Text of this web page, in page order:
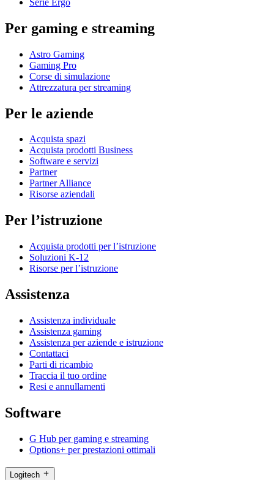
Per gaming e streaming
Astro Gaming
Gaming Pro
Corse di simulazione
Attrezzatura per streaming
Per le aziende
Acquista spazi
Acquista prodotti Business
Software e servizi
Partner
Partner Alliance
Risorse aziendali
Per l’istruzione
Acquista prodotti per l’istruzione
Soluzioni K-12
Risorse per l’istruzione
Assistenza
Assistenza individuale
Assistenza gaming
Assistenza per aziende e istruzione
Contattaci
Parti di ricambio
Traccia il tuo ordine
Resi e annullamenti
Software
G Hub per gaming e streaming
Options+ per prestazioni ottimali
Logitech